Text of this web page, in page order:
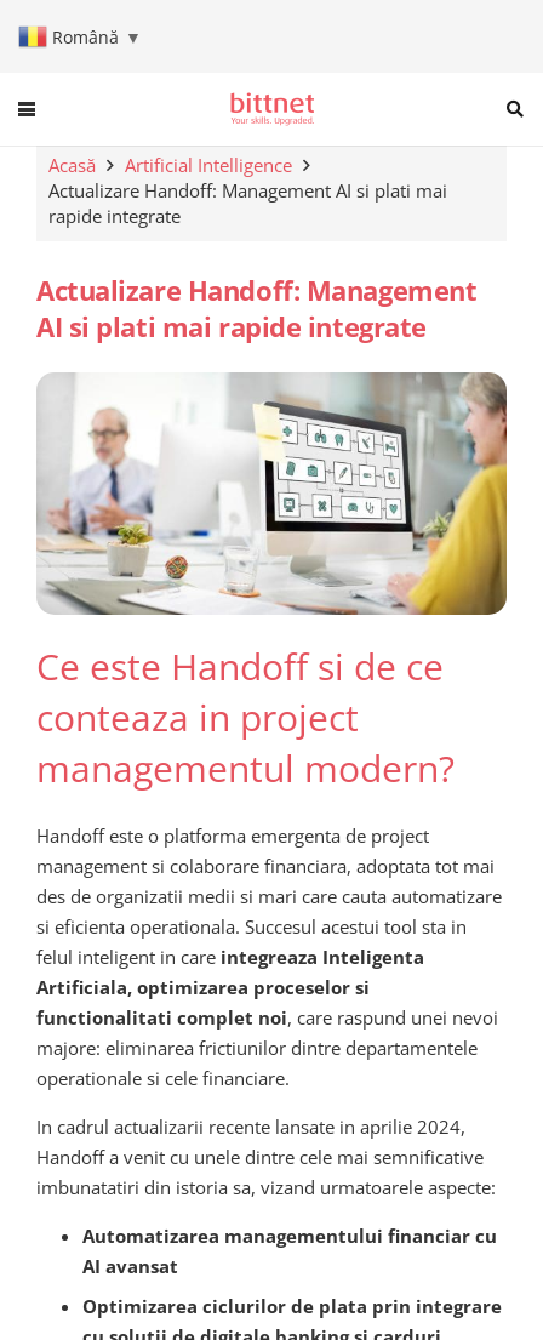
Română ▼
When autocomplete results
Acasă
Artificial Intelligence
Actualizare Handoff: Management AI si plati mai
rapide integrate
Actualizare Handoff: Management
AI si plati mai rapide integrate
Ce este Handoff si de ce
conteaza in project
managementul modern?
Handoff este o platforma emergenta de project
management si colaborare financiara, adoptata tot mai
des de organizatii medii si mari care cauta automatizare
si eficienta operationala. Succesul acestui tool sta in
felul inteligent in care integreaza Inteligenta
Artificiala, optimizarea proceselor si
functionalitati complet noi, care raspund unei nevoi
majore: eliminarea frictiunilor dintre departamentele
operationale si cele financiare.
In cadrul actualizarii recente lansate in aprilie 2024,
Handoff a venit cu unele dintre cele mai semnificative
imbunatatiri din istoria sa, vizand urmatoarele aspecte:
Automatizarea managementului financiar cu
AI avansat
Optimizarea ciclurilor de plata prin integrare